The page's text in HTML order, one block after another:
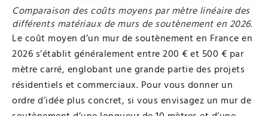
Comparaison des coûts moyens par mètre linéaire des
différents matériaux de murs de soutènement en 2026.
Le coût moyen d’un mur de soutènement en France en
2026 s’établit généralement entre 200 € et 500 € par
mètre carré, englobant une grande partie des projets
résidentiels et commerciaux. Pour vous donner un
ordre d’idée plus concret, si vous envisagez un mur de